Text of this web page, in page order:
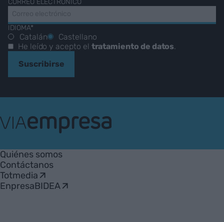
IDIOMA*
Catalán
Castellano
He leído y acepto el tratamiento de datos
Suscribirse
Empresa
Quiénes somos
Contáctanos
Totmedia
EnpresaBIDEA